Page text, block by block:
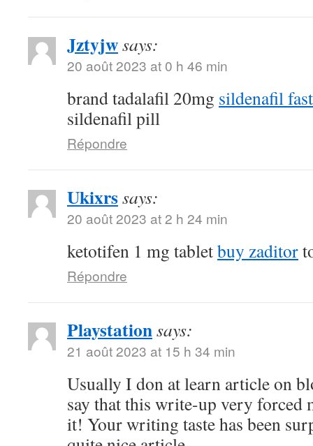
Jztyjwsays:
20 août 2023 at 0 h 46 min
brand tadalafil 20mg sildenafil
sildenafil pill
Répondre
Ukixrssays:
20 août 2023 at 2 h 24 min
ketotifen 1 mg tabletbuy zaditor
Répondre
Playstationsays:
21 août 2023 at 15 h 34 min
Usually I don at learn article on
say that this write-up very forced
it! Your writing taste has been